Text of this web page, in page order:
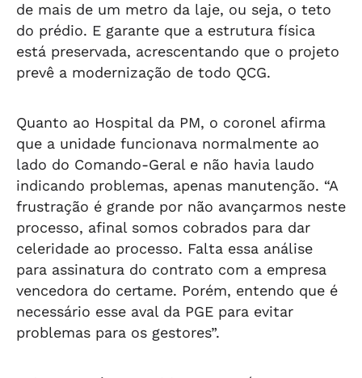
de mais de um metro da laje, ou seja, o teto
do prédio. E garante que a estrutura física
está preservada, acrescentando que o projeto
prevê a modernização de todo QCG.
Quanto ao Hospital da PM, o coronel afirma
que a unidade funcionava normalmente ao
lado do Comando-Geral e não havia laudo
indicando problemas, apenas manutenção. “A
frustração é grande por não avançarmos neste
processo, afinal somos cobrados para dar
celeridade ao processo. Falta essa análise
para assinatura do contrato com a empresa
vencedora do certame. Porém, entendo que é
necessário esse aval da PGE para evitar
problemas para os gestores”.